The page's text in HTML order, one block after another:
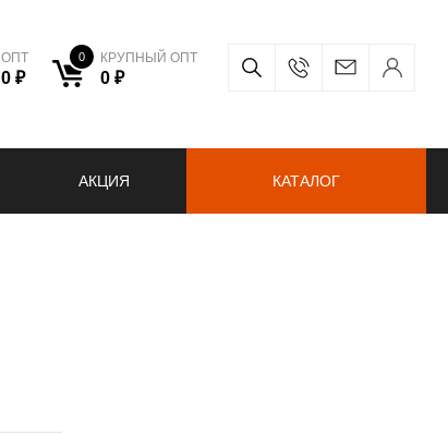
ОПТ
0 ₽
0 КРУПНЫЙ ОПТ
0 ₽
АКЦИЯ КАТАЛОГ